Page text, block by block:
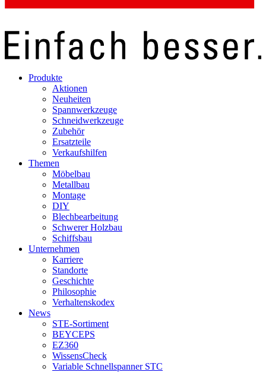
Produkte
Aktionen
Neuheiten
Spannwerkzeuge
Schneidwerkzeuge
Zubehör
Ersatzteile
Verkaufshilfen
Themen
Möbelbau
Metallbau
Montage
DIY
Blechbearbeitung
Schwerer Holzbau
Schiffsbau
Unternehmen
Karriere
Standorte
Geschichte
Philosophie
Verhaltenskodex
News
STE-Sortiment
BEYCEPS
EZ360
WissensCheck
Variable Schnellspanner STC